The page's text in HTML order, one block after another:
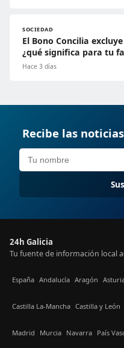
SOCIEDAD
El Bono Concilia
¿qué significa para tu
Hace 3 días
Recibe las
24h Galicia
Tu fuente de información local
España Andalucía Aragón
Castilla La-Mancha Castilla y León
Madrid Murcia Navarra País